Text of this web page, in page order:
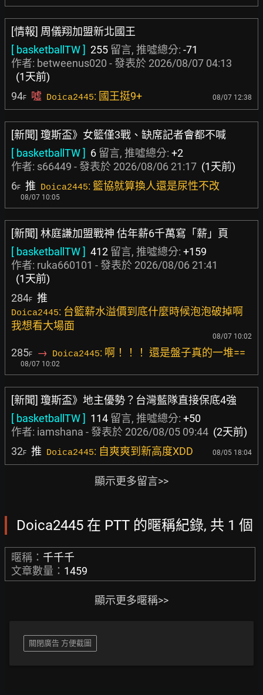
[情報] 周儀翔加盟新北國王
[ basketballTW ] 255 留言, 推噓總分: -71
作者: betweenus020 - 發表於 2026/08/07 04:13
(1天前)
94F 噓 Doica2445: 國王挺9+ 08/07 12:38
[新聞] 瓊斯盃》女籃僅3戰、缺席記者會都不喊
[ basketballTW ] 6 留言, 推噓總分: +2
作者: s66449 - 發表於 2026/08/06 21:17 (1天前)
6F 推 Doica2445: 籃協就算換人還是尿性不改
08/07 10:05
[新聞] 林庭謙加盟戰神 估年薪6千萬寫「薪」頁
[ basketballTW ] 412 留言, 推噓總分: +159
作者: ruka660101 - 發表於 2026/08/06 21:41
(1天前)
284F 推
Doica2445: 台籃薪水溢價到底什麼時候泡泡破掉啊
我想看大場面
08/07 10:02
285F → Doica2445: 啊！！！ 還是盤子真的一堆==
08/07 10:02
[新聞] 瓊斯盃》地主優勢？台灣藍隊直接保底4強
[ basketballTW ] 114 留言, 推噓總分: +50
作者: iamshana - 發表於 2026/08/05 09:44 (2天前)
32F 推 Doica2445: 自爽爽到新高度XDD 08/05 18:04
顯示更多留言>>
Doica2445 在 PTT 的暱稱紀錄, 共 1 個
暱稱： 千千千
文章數量： 1459
顯示更多暱稱>>
關閉廣告 方便截圖